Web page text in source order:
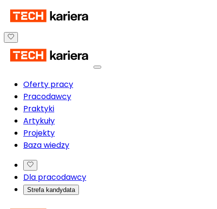
Oferty pracy
Pracodawcy
Praktyki
Artykuły
Projekty
Baza wiedzy
Dla pracodawcy
Strefa kandydata